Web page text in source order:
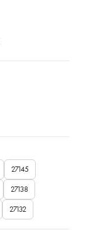
27145
27138
27132